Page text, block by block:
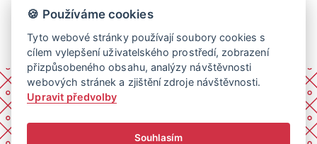
🍪 Používáme cookies
Tyto webové stránky používají soubory cookies s
cílem vylepšení uživatelského prostředí, zobrazení
přizpůsobeného obsahu, analýzy návštěvnosti
webových stránek a zjištění zdroje návštěvnosti.
Upravit předvolby
Souhlasím